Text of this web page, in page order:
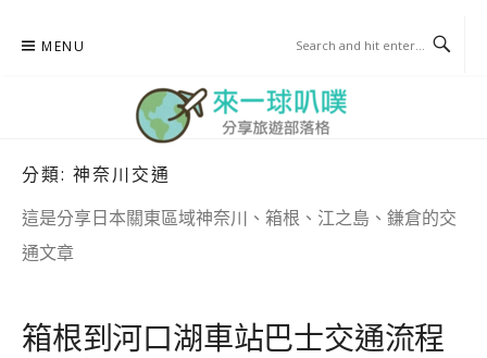
MENU
來一球叭噗
分類: 神奈川交通
這是分享日本關東區域神奈川、箱根、江之島、鎌倉的交
通文章
箱根到河口湖車站巴士交通流程